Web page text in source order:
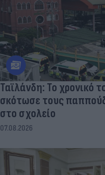
Ταϊλάνδη: Το χρονικό
σκότωσε τους
στο σχολείο
07.08.2026